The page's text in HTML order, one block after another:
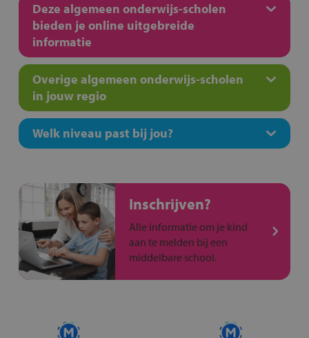
Deze algemeen onderwijs-scholen
bieden je online uitgebreide
informatie
Overige algemeen onderwijs-scholen
in jouw regio
Welk niveau past bij jou?
Inschrijven?
Alle informatie om je kind
aan te melden bij een
middelbare school.